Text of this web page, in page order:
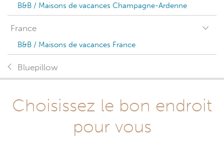
B&B / Maisons de vacances Champagne-Ardenne
France
B&B / Maisons de vacances France
Bluepillow
Choisissez le bon endroit
pour vous